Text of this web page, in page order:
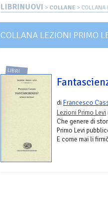
LIBRINUOVI > COLLANE > COLLANA
COLLANA LEZIONI PRIMO
LIBRI
di Francesco
Lezioni Primo Levi
Che genere di
Primo Levi
E come mai li